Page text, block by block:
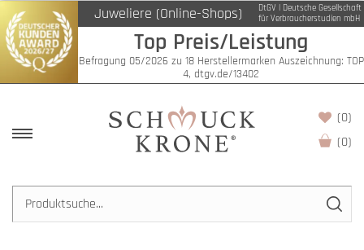
Juweliere (Online-Shops)
DtGV | Deutsche Gesellschaft
für Verbraucherstudien mbH
Top Preis/Leistung
Befragung 05/2026 zu 18 Herstellermarken Auszeichnung: TOP
4, dtgv.de/13402
(0)
(0)